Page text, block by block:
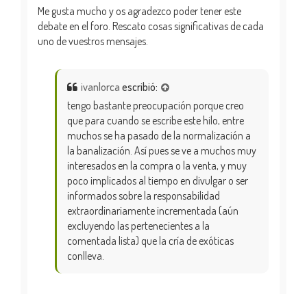
Me gusta mucho y os agradezco poder tener este
debate en el foro. Rescato cosas significativas de cada
uno de vuestros mensajes.
ivanlorca escribió:
tengo bastante preocupación porque creo
que para cuando se escribe este hilo, entre
muchos se ha pasado de la normalización a
la banalización. Así pues se ve a muchos muy
interesados en la compra o la venta, y muy
poco implicados al tiempo en divulgar o ser
informados sobre la responsabilidad
extraordinariamente incrementada (aún
excluyendo las pertenecientes a la
comentada lista) que la cría de exóticas
conlleva.